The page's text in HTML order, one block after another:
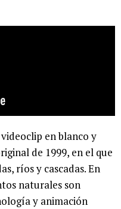
en blanco y
de 1999, en el que
ríos y cascadas. En
naturales son
y animación